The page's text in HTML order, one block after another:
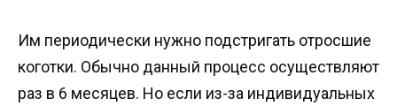
Им периодически нужно подстригать отросшие
коготки. Обычно данный процесс осуществляют
раз в 6 месяцев. Но если из-за индивидуальных